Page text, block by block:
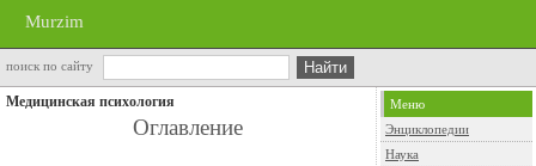
Murzim
поиск по сайту
Медицинская психология
Оглавление
Меню
Энциклопедии
Наука